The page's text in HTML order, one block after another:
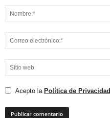
Acepto la Política de Privacidad